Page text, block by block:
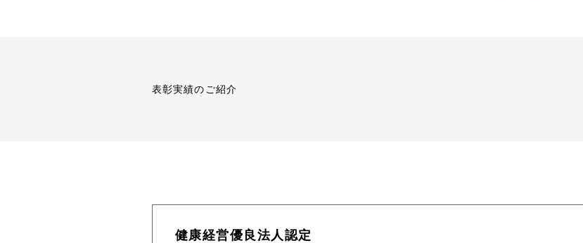
表彰実績のご紹介
健康経営優良法人認定